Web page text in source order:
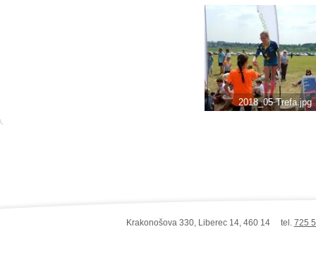
2018_05 Trefa.jpg
Krakonošova 330, Liberec 14, 460 14 tel. 725